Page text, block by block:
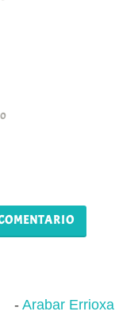
Arabar Errioxa